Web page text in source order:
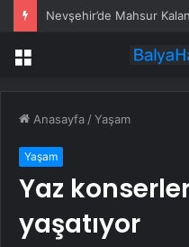
Nevşehir’de Mahsur
Menü
Anasayfa /Yaşam
Yaşam
Yaz
yaşatıyor